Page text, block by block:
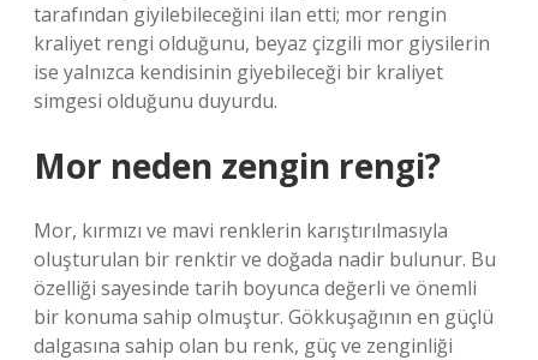
tarafından giyilebileceğini ilan etti; mor rengin
kraliyet rengi olduğunu, beyaz çizgili mor giysilerin
ise yalnızca kendisinin giyebileceği bir kraliyet
simgesi olduğunu duyurdu.
Mor neden zengin rengi?
Mor, kırmızı ve mavi renklerin karıştırılmasıyla
oluşturulan bir renktir ve doğada nadir bulunur. Bu
özelliği sayesinde tarih boyunca değerli ve önemli
bir konuma sahip olmuştur. Gökkuşağının en güçlü
dalgasına sahip olan bu renk, güç ve zenginliği